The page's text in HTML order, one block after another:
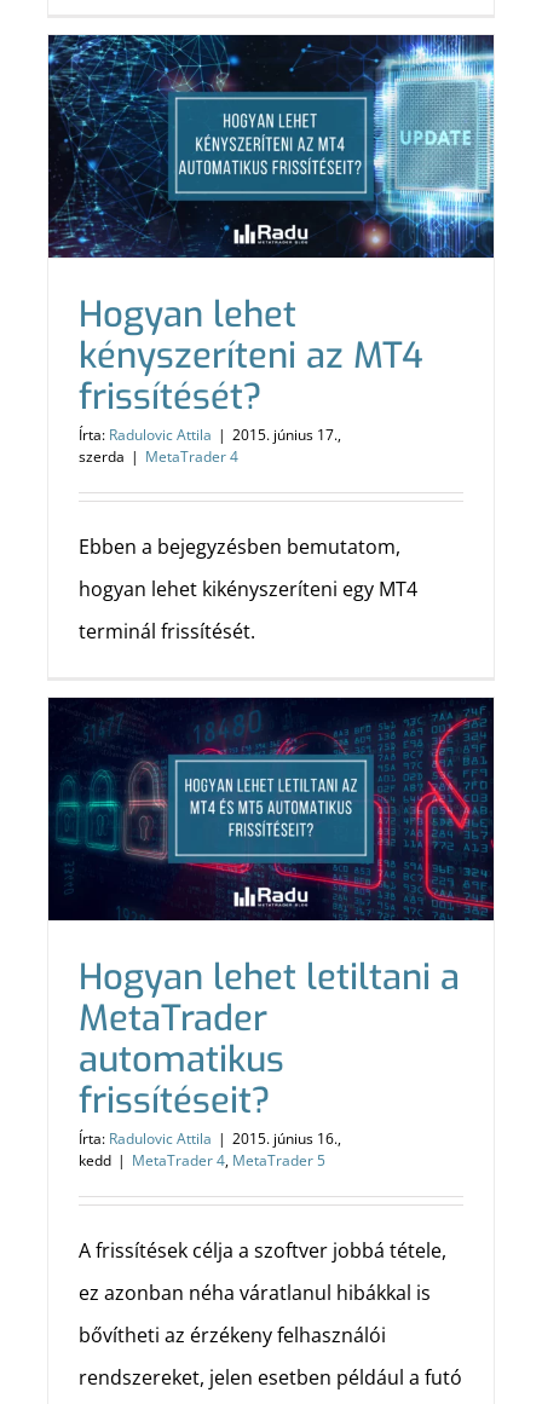
Hogyan lehet
kényszeríteni az MT4
frissítését?
Írta: Radulovic Attila | 2015. június 17.,
szerda | MetaTrader 4
Ebben a bejegyzésben bemutatom,
hogyan lehet kikényszeríteni egy MT4
terminál frissítését.
Hogyan lehet letiltani a
MetaTrader
automatikus
frissítéseit?
Írta: Radulovic Attila | 2015. június 16.,
kedd | MetaTrader 4, MetaTrader 5
A frissítések célja a szoftver jobbá tétele,
ez azonban néha váratlanul hibákkal is
bővítheti az érzékeny felhasználói
rendszereket, jelen esetben például a futó